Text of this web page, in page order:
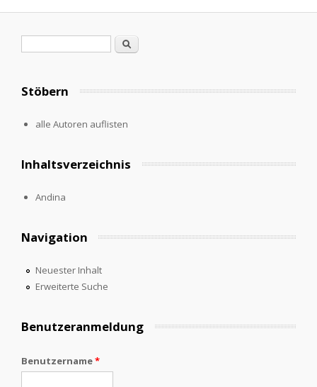
Suche
Stöbern
alle Autoren auflisten
Inhaltsverzeichnis
Andina
Navigation
Neuester Inhalt
Erweiterte Suche
Benutzeranmeldung
Benutzername*